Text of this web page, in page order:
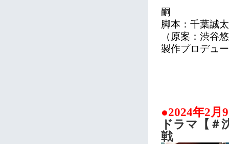
嗣
脚本：千葉誠
（原案：渋谷
製作プロデュ
●2024年2月
ドラマ【
戦